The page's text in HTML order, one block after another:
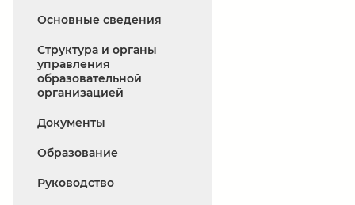
Основные сведения
Структура и органы
управления
образовательной
организацией
Документы
Образование
Руководство